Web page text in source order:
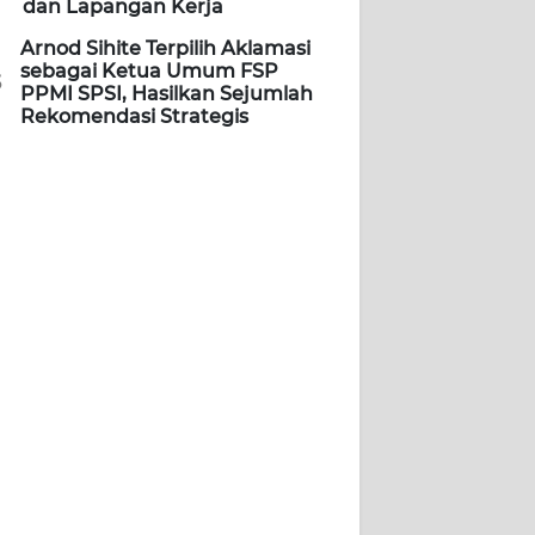
dan Lapangan Kerja
Arnod Sihite Terpilih Aklamasi
sebagai Ketua Umum FSP
PPMI SPSI, Hasilkan Sejumlah
Rekomendasi Strategis